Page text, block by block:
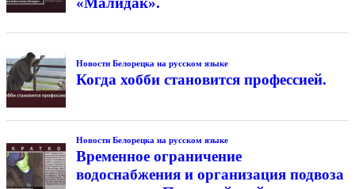
Новости Белорецка на русском языке
Когда хобби становится профессией.
Новости Белорецка на русском языке
Временное ограничение
водоснабжения и организация подвоза